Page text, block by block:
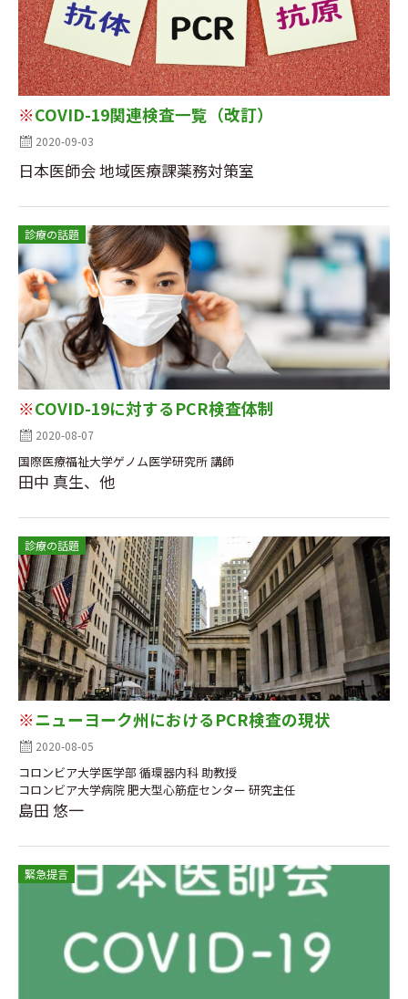
※COVID-19関連検査一覧（改訂）
2020-09-03
日本医師会 地域医療課薬務対策室
診療の話題
※COVID-19に対するPCR検査体制
2020-08-07
国際医療福祉大学ゲノム医学研究所 講師
田中 真生、他
診療の話題
※ニューヨーク州におけるPCR検査の現状
2020-08-05
コロンビア大学医学部 循環器内科 助教授
コロンビア大学病院 肥大型心筋症センター 研究主任
島田 悠一
緊急提言